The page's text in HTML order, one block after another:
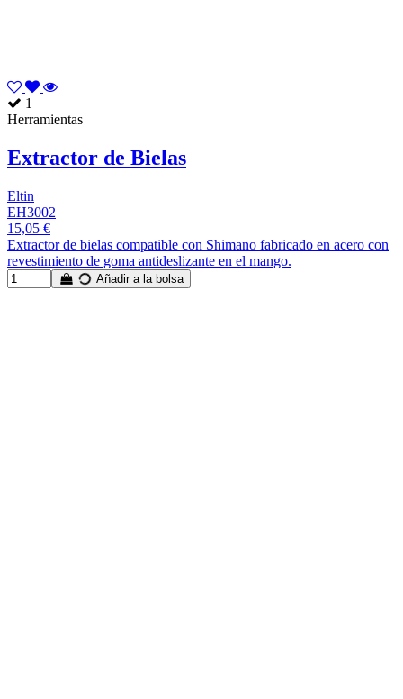
1
Herramientas
Extractor de Bielas
Eltin
EH3002
15,05 €
Extractor de bielas compatible con Shimano fabricado en acero con
revestimiento de goma antideslizante en el mango.
Añadir a la bolsa